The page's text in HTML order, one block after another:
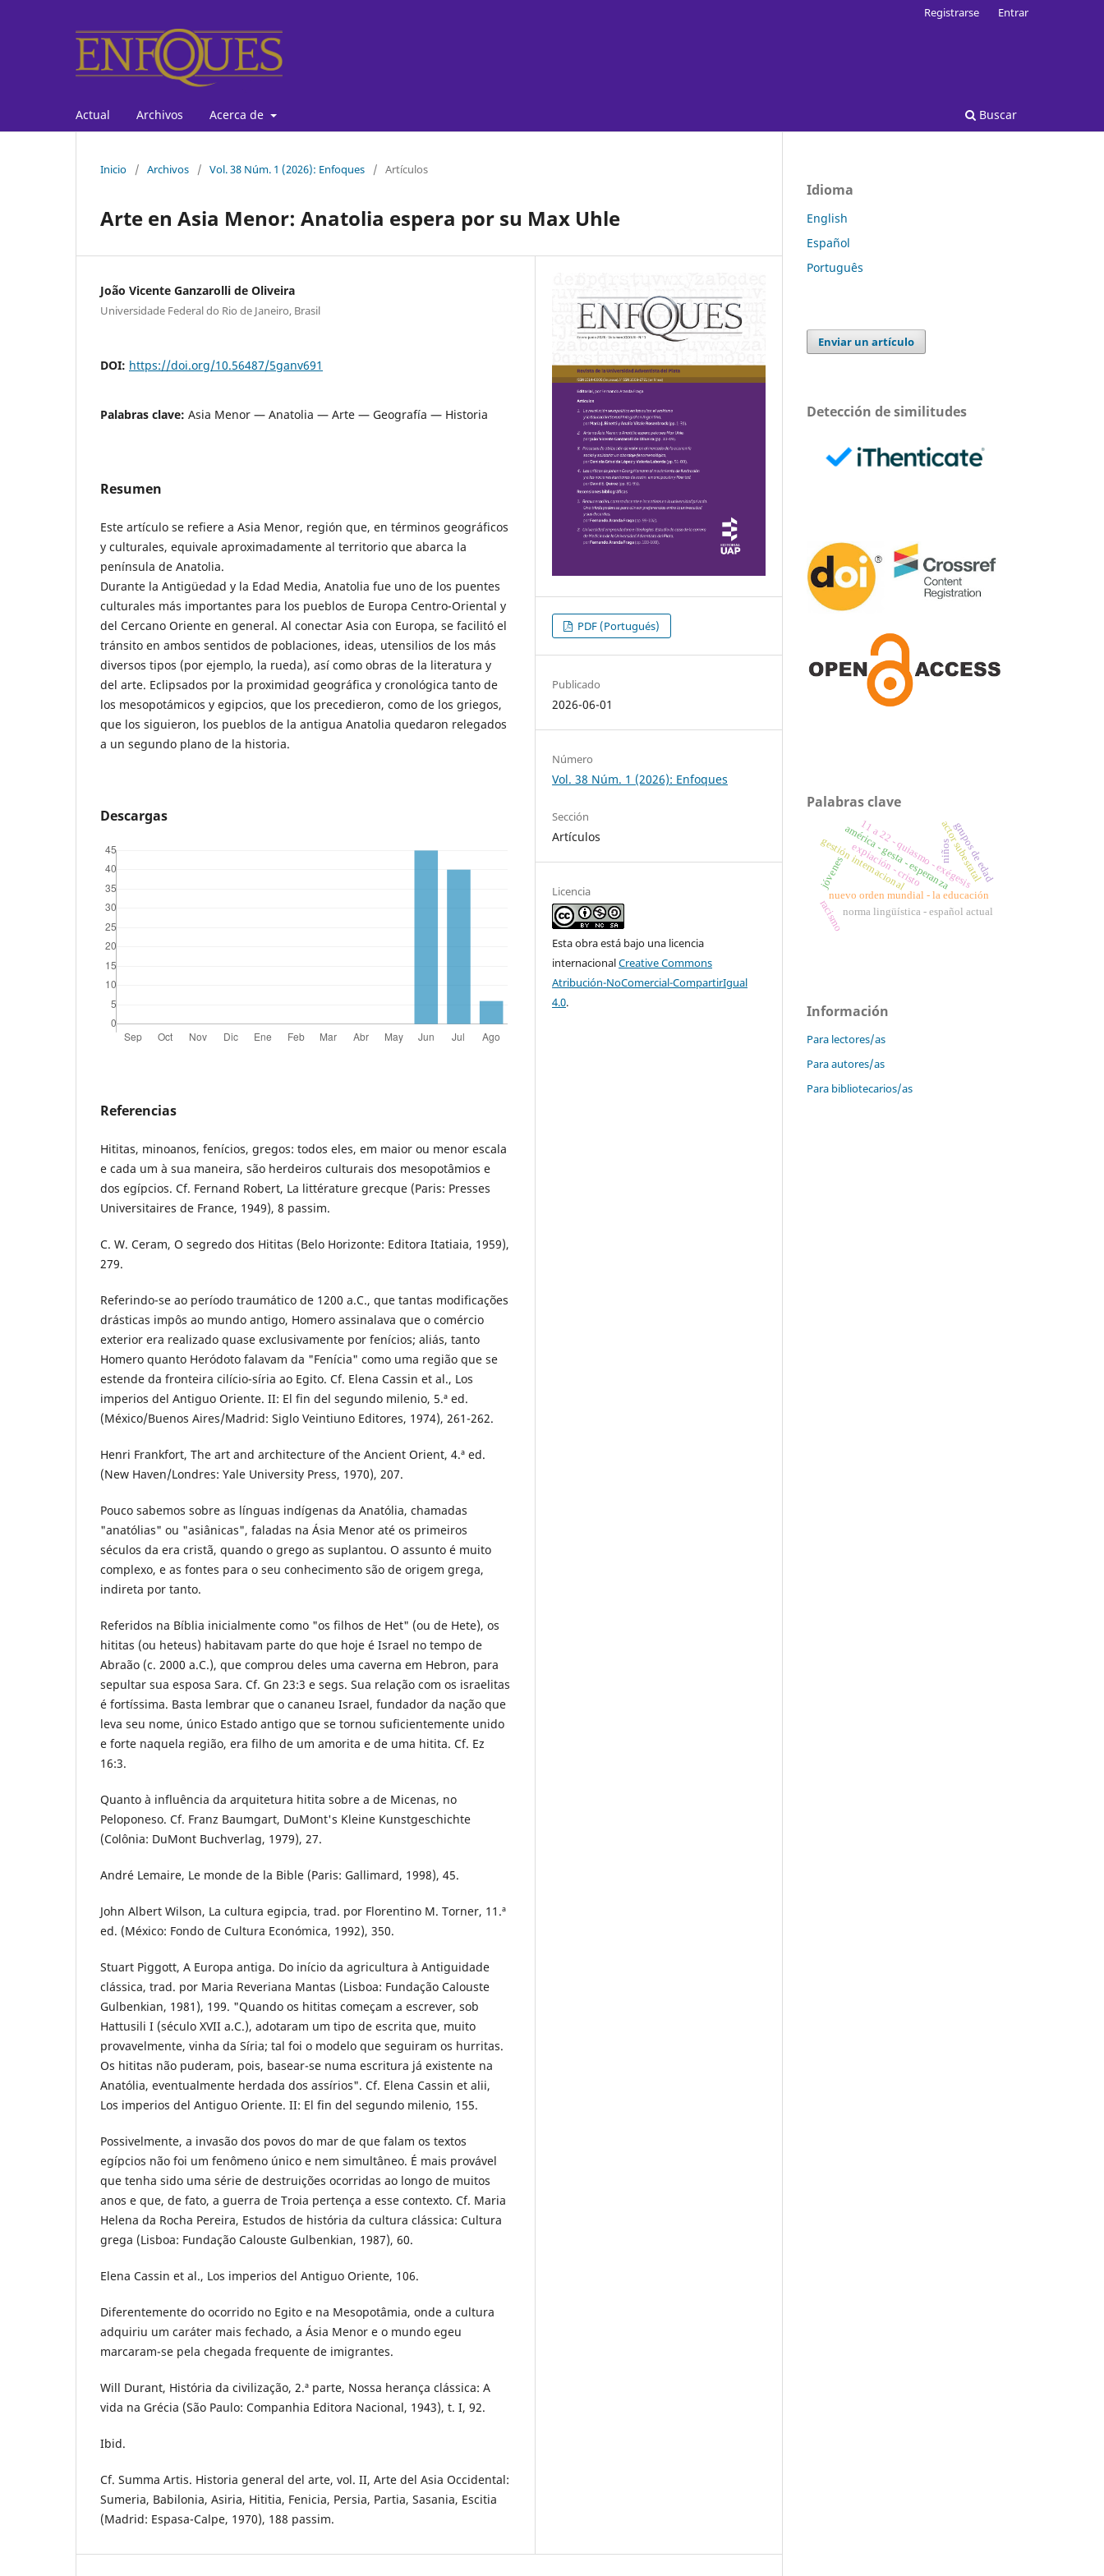
Actual Archivos Acerca de Buscar
Registrarse Entrar
Inicio / Archivos / Vol. 38 Núm. 1 (2026): Enfoques / Artículos
Arte en Asia Menor: Anatolia espera por su Max Uhle
João Vicente Ganzarolli de Oliveira
Universidade Federal do Rio de Janeiro, Brasil
DOI: https://doi.org/10.56487/5ganv691
Palabras clave: Asia Menor — Anatolia — Arte — Geografía — Historia
Resumen
Este artículo se refiere a Asia Menor, región que, en términos geográficos
y culturales, equivale aproximadamente al territorio que abarca la
península de Anatolia.
Durante la Antigüedad y la Edad Media, Anatolia fue uno de los puentes
culturales más importantes para los pueblos de Europa Centro-Oriental y
del Cercano Oriente en general. Al conectar Asia con Europa, se facilitó el
tránsito en ambos sentidos de poblaciones, ideas, utensilios de los más
diversos tipos (por ejemplo, la rueda), así como obras de la literatura y
del arte. Eclipsados por la proximidad geográfica y cronológica tanto de
los mesopotámicos y egipcios, que los precedieron, como de los griegos,
que los siguieron, los pueblos de la antigua Anatolia quedaron relegados
a un segundo plano de la historia.
Descargas
Referencias
Hititas, minoanos, fenícios, gregos: todos eles, em maior ou menor escala
e cada um à sua maneira, são herdeiros culturais dos mesopotâmios e
dos egípcios. Cf. Fernand Robert, La littérature grecque (Paris: Presses
Universitaires de France, 1949), 8 passim.
C. W. Ceram, O segredo dos Hititas (Belo Horizonte: Editora Itatiaia, 1959),
279.
Referindo-se ao período traumático de 1200 a.C., que tantas modificações
drásticas impôs ao mundo antigo, Homero assinalava que o comércio
exterior era realizado quase exclusivamente por fenícios; aliás, tanto
Homero quanto Heródoto falavam da "Fenícia" como uma região que se
estende da fronteira cilício-síria ao Egito. Cf. Elena Cassin et al., Los
imperios del Antiguo Oriente. II: El fin del segundo milenio, 5.ª ed.
(México/Buenos Aires/Madrid: Siglo Veintiuno Editores, 1974), 261-262.
Henri Frankfort, The art and architecture of the Ancient Orient, 4.ª ed.
(New Haven/Londres: Yale University Press, 1970), 207.
Pouco sabemos sobre as línguas indígenas da Anatólia, chamadas
"anatólias" ou "asiânicas", faladas na Ásia Menor até os primeiros
séculos da era cristã, quando o grego as suplantou. O assunto é muito
complexo, e as fontes para o seu conhecimento são de origem grega,
indireta por tanto.
Referidos na Bíblia inicialmente como "os filhos de Het" (ou de Hete), os
hititas (ou heteus) habitavam parte do que hoje é Israel no tempo de
Abraão (c. 2000 a.C.), que comprou deles uma caverna em Hebron, para
sepultar sua esposa Sara. Cf. Gn 23:3 e segs. Sua relação com os israelitas
é fortíssima. Basta lembrar que o cananeu Israel, fundador da nação que
leva seu nome, único Estado antigo que se tornou suficientemente unido
e forte naquela região, era filho de um amorita e de uma hitita. Cf. Ez
16:3.
Quanto à influência da arquitetura hitita sobre a de Micenas, no
Peloponeso. Cf. Franz Baumgart, DuMont's Kleine Kunstgeschichte
(Colônia: DuMont Buchverlag, 1979), 27.
André Lemaire, Le monde de la Bible (Paris: Gallimard, 1998), 45.
John Albert Wilson, La cultura egipcia, trad. por Florentino M. Torner, 11.ª
ed. (México: Fondo de Cultura Económica, 1992), 350.
Stuart Piggott, A Europa antiga. Do início da agricultura à Antiguidade
clássica, trad. por Maria Reveriana Mantas (Lisboa: Fundação Calouste
Gulbenkian, 1981), 199. "Quando os hititas começam a escrever, sob
Hattusili I (século XVII a.C.), adotaram um tipo de escrita que, muito
provavelmente, vinha da Síria; tal foi o modelo que seguiram os hurritas.
Os hititas não puderam, pois, basear-se numa escritura já existente na
Anatólia, eventualmente herdada dos assírios". Cf. Elena Cassin et alii,
Los imperios del Antiguo Oriente. II: El fin del segundo milenio, 155.
Possivelmente, a invasão dos povos do mar de que falam os textos
egípcios não foi um fenômeno único e nem simultâneo. É mais provável
que tenha sido uma série de destruições ocorridas ao longo de muitos
anos e que, de fato, a guerra de Troia pertença a esse contexto. Cf. Maria
Helena da Rocha Pereira, Estudos de história da cultura clássica: Cultura
grega (Lisboa: Fundação Calouste Gulbenkian, 1987), 60.
Elena Cassin et al., Los imperios del Antiguo Oriente, 106.
Diferentemente do ocorrido no Egito e na Mesopotâmia, onde a cultura
adquiriu um caráter mais fechado, a Ásia Menor e o mundo egeu
marcaram-se pela chegada frequente de imigrantes.
Will Durant, História da civilização, 2.ª parte, Nossa herança clássica: A
vida na Grécia (São Paulo: Companhia Editora Nacional, 1943), t. I, 92.
Ibid.
Cf. Summa Artis. Historia general del arte, vol. II, Arte del Asia Occidental:
Sumeria, Babilonia, Asiria, Hititia, Fenicia, Persia, Partia, Sasania, Escitia
(Madrid: Espasa-Calpe, 1970), 188 passim.
PDF (Portugués)
Publicado
2026-06-01
Número
Vol. 38 Núm. 1 (2026): Enfoques
Sección
Artículos
Licencia
Esta obra está bajo una licencia
internacionalCreative Commons
Atribución-NoComercial-CompartirIgual
4.0.
Idioma
English
Español
Português
Enviar un artículo
Detección de similitudes
Palabras clave
11 a 22 - quiasmo - exégesis
nuevo orden mundial - la educación
américa - gesta - esperanza
gestión internacional actor subestatal
norma lingüística - español actual
expiación - cristo niños
jóvenes grupos de edad
racismo
Información
Para lectores/as
Para autores/as
Para bibliotecarios/as